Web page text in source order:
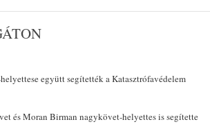
együtt segítették a Katasztrófavédelem
és Moran Birman nagykövet-helyettes is segítette